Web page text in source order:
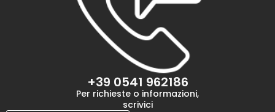
+39 0541 962186
Per richieste o informazioni,
scrivici